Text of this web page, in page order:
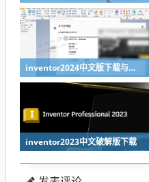
inventor2024中文版下载与安装教程
inventor2023中文破解版下载